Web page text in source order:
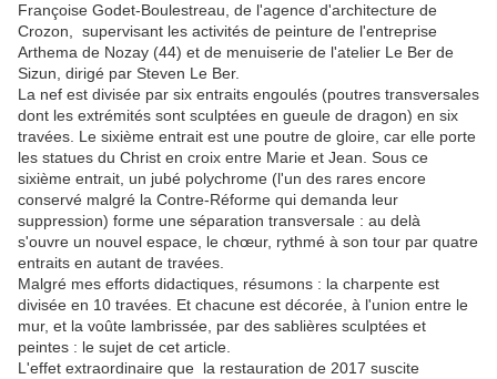
Françoise Godet-Boulestreau, de l'agence d'architecture de
Crozon, supervisant les activités de peinture de l'entreprise
Arthema de Nozay (44) et de menuiserie de l'atelier Le Ber de
Sizun, dirigé par Steven Le Ber.
La nef est divisée par six entraits engoulés (poutres transversales
dont les extrémités sont sculptées en gueule de dragon) en six
travées. Le sixième entrait est une poutre de gloire, car elle porte
les statues du Christ en croix entre Marie et Jean. Sous ce
sixième entrait, un jubé polychrome (l'un des rares encore
conservé malgré la Contre-Réforme qui demanda leur
suppression) forme une séparation transversale : au delà
s'ouvre un nouvel espace, le chœur, rythmé à son tour par quatre
entraits en autant de travées.
Malgré mes efforts didactiques, résumons : la charpente est
divisée en 10 travées. Et chacune est décorée, à l'union entre le
mur, et la voûte lambrissée, par des sablières sculptées et
peintes : le sujet de cet article.
L'effet extraordinaire que la restauration de 2017 suscite